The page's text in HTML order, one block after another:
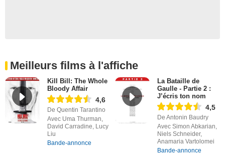
Meilleurs films à l'affiche
Kill Bill: The Whole
Bloody Affair
4,6
De Quentin Tarantino
Avec Uma Thurman,
David Carradine, Lucy
Liu
Bande-annonce
La Bataille de
Gaulle - Partie 2 :
J’écris ton nom
4,5
De Antonin Baudry
Avec Simon Abkarian,
Niels Schneider,
Anamaria Vartolomei
Bande-annonce